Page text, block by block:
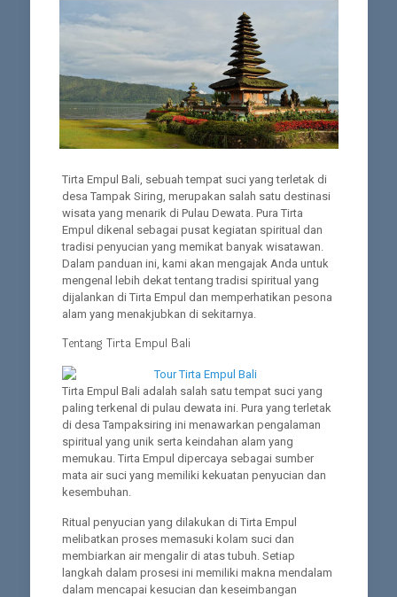
Tirta Empul Bali, sebuah tempat suci yang terletak di
desa Tampak Siring, merupakan salah satu destinasi
wisata yang menarik di Pulau Dewata. Pura Tirta
Empul dikenal sebagai pusat kegiatan spiritual dan
tradisi penyucian yang memikat banyak wisatawan.
Dalam panduan ini, kami akan mengajak Anda untuk
mengenal lebih dekat tentang tradisi spiritual yang
dijalankan di Tirta Empul dan memperhatikan pesona
alam yang menakjubkan di sekitarnya.
Tentang Tirta Empul Bali
Tirta Empul Bali adalah salah satu tempat suci yang
paling terkenal di pulau dewata ini. Pura yang terletak
di desa Tampaksiring ini menawarkan pengalaman
spiritual yang unik serta keindahan alam yang
memukau. Tirta Empul dipercaya sebagai sumber
mata air suci yang memiliki kekuatan penyucian dan
kesembuhan.
Ritual penyucian yang dilakukan di Tirta Empul
melibatkan proses memasuki kolam suci dan
membiarkan air mengalir di atas tubuh. Setiap
langkah dalam prosesi ini memiliki makna mendalam
dalam mencapai kesucian dan keseimbangan